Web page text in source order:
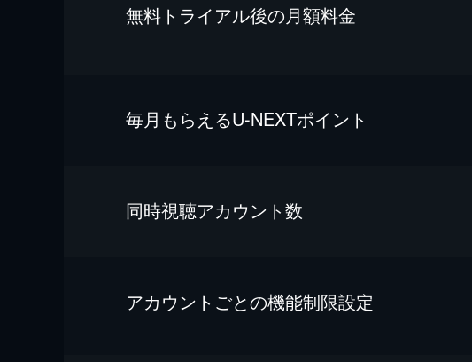
無料トライアル後の⽉額料金
毎⽉もらえるU-NEXTポイント
同時視聴アカウント数
アカウントごとの機能制限設定